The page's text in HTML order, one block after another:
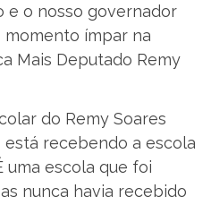
e o nosso governador
ímpar na
Mais Deputado Remy
do Remy Soares
recebendo a escola
uma escola que foi
nunca havia recebido